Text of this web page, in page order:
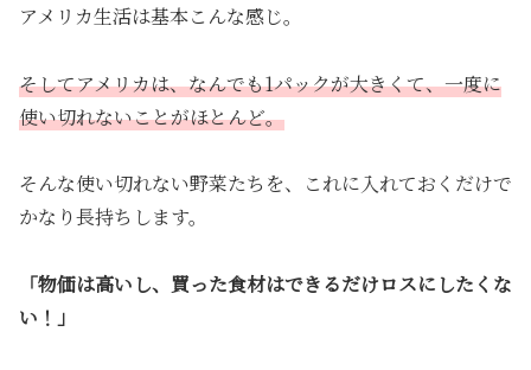
アメリカ生活は基本こんな感じ。
そしてアメリカは、なんでも1パックが大きくて、一度に
使い切れないことがほとんど。
そんな使い切れない野菜たちを、これに入れておくだけで
かなり長持ちします。
「物価は高いし、買った食材はできるだけロスにしたくな
い！」